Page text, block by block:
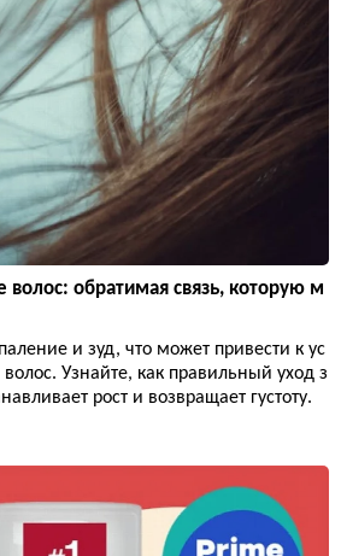
волос: обратимая связь, которую м
и зуд, что может привести к ус
Узнайте, как правильный уход з
рост и возвращает густоту.